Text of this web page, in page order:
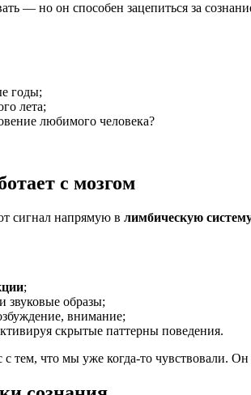
— но он способен зацепиться за
годы;
лета;
любимого человека?
с мозгом
сигнал напрямую в лимбическую
;
звуковые образы;
внимание;
скрытые паттерны поведения.
с тем, что мы уже когда-то чувствовали.